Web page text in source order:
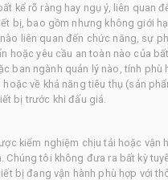
kể rõ ràng hay ngụ ý, liên quan
bị, bao gồm nhưng không giới
liên quan đến chức năng, sự
hoặc yêu cầu an toàn nào của
ban ngành quản lý nào, tính phù
về khả năng tiêu thụ (sản
bị trước khi đấu giá.
kiểm nghiệm chịu tải hoặc vận
Chúng tôi không đưa ra bất kỳ
bị đang vận hành phù hợp với